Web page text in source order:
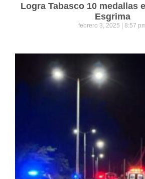
Logra Tabasco 10 medallas
Esgrima
febrero 3, 2025 8:57